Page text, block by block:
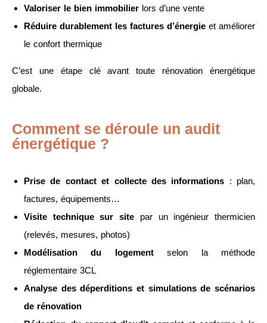
Valoriser le bien immobilier lors d’une vente
Réduire durablement les factures d’énergie et améliorer
le confort thermique
C’est une étape clé avant toute rénovation énergétique
globale.
Comment se déroule un audit
énergétique ?
Prise de contact et collecte des informations : plan,
factures, équipements…
Visite technique sur site par un ingénieur thermicien
(relevés, mesures, photos)
Modélisation du logementselon la méthode
réglementaire 3CL
Analyse des déperditions et simulations de scénarios
de rénovation